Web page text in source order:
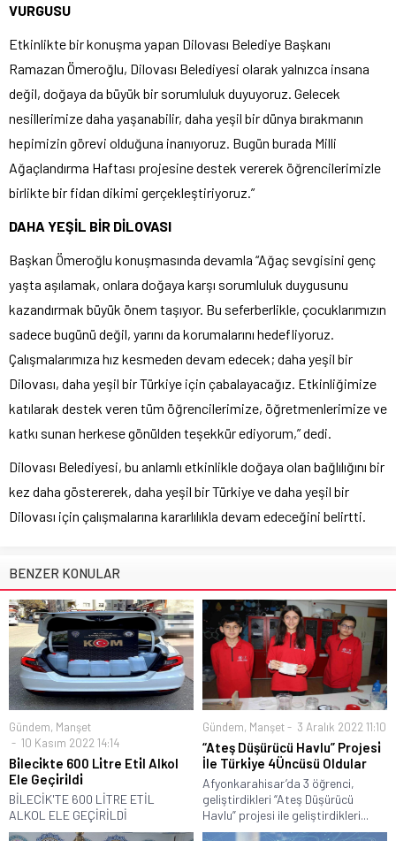
VURGUSU
Etkinlikte bir konuşma yapan Dilovası Belediye Başkanı
Ramazan Ömeroğlu, Dilovası Belediyesi olarak yalnızca insana
değil, doğaya da büyük bir sorumluluk duyuyoruz. Gelecek
nesillerimize daha yaşanabilir, daha yeşil bir dünya bırakmanın
hepimizin görevi olduğuna inanıyoruz. Bugün burada Milli
Ağaçlandırma Haftası projesine destek vererek öğrencilerimizle
birlikte bir fidan dikimi gerçekleştiriyoruz.”
DAHA YEŞİL BİR DİLOVASI
Başkan Ömeroğlu konuşmasında devamla “Ağaç sevgisini genç
yaşta aşılamak, onlara doğaya karşı sorumluluk duygusunu
kazandırmak büyük önem taşıyor. Bu seferberlikle, çocuklarımızın
sadece bugünü değil, yarını da korumalarını hedefliyoruz.
Çalışmalarımıza hız kesmeden devam edecek; daha yeşil bir
Dilovası, daha yeşil bir Türkiye için çabalayacağız. Etkinliğimize
katılarak destek veren tüm öğrencilerimize, öğretmenlerimize ve
katkı sunan herkese gönülden teşekkür ediyorum,” dedi.
Dilovası Belediyesi, bu anlamlı etkinlikle doğaya olan bağlılığını bir
kez daha göstererek, daha yeşil bir Türkiye ve daha yeşil bir
Dilovası için çalışmalarına kararlılıkla devam edeceğini belirtti.
BENZER KONULAR
Gündem, Manşet
10 Kasım 2022 14:14
Bi̇leci̇kte 600 Li̇tre Eti̇l Alkol
Ele Geçi̇ri̇ldi̇
BİLECİK'TE 600 LİTRE ETİL
ALKOL ELE GEÇİRİLDİ
Gündem, Manşet 3 Aralık 2022 11:10
“Ateş Düşürücü Havlu” Projesi̇
İle Türki̇ye 4Üncüsü Oldular
Afyonkarahisar’da 3 öğrenci,
geliştirdikleri “Ateş Düşürücü
Havlu” projesi ile geliştirdikleri...